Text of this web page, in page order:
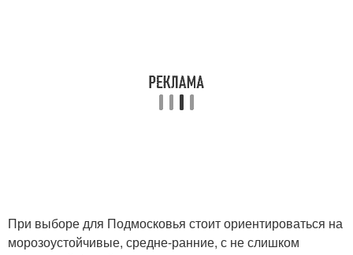
При выборе для Подмосковья стоит ориентироваться на
морозоустойчивые, средне-ранние, с не слишком